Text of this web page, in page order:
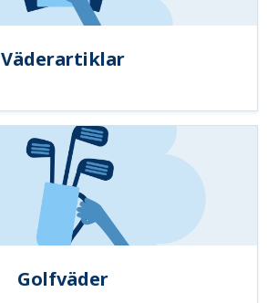
Väderartiklar
Golfväder